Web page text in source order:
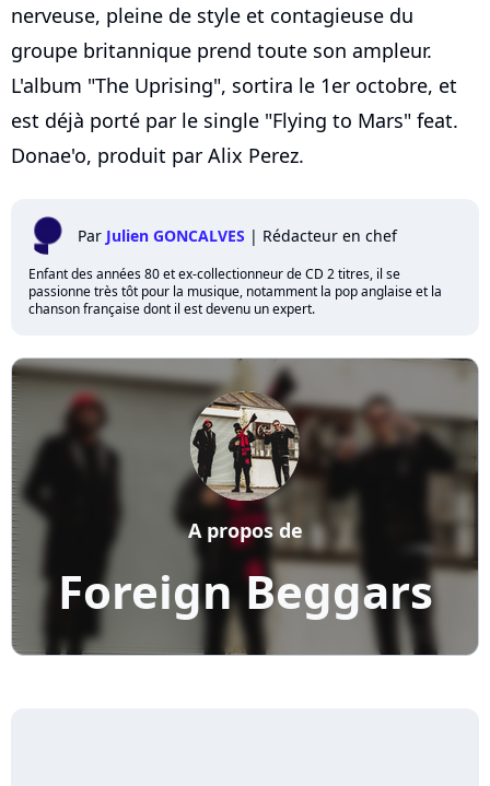
nerveuse, pleine de style et contagieuse du
groupe britannique prend toute son ampleur.
L'album "The Uprising", sortira le 1er octobre, et
est déjà porté par le single "Flying to Mars" feat.
Donae'o, produit par Alix Perez.
Par Julien GONCALVES | Rédacteur en chef
Enfant des années 80 et ex-collectionneur de CD 2 titres, il se
passionne très tôt pour la musique, notamment la pop anglaise et la
chanson française dont il est devenu un expert.
Foreign Beggars
A propos de